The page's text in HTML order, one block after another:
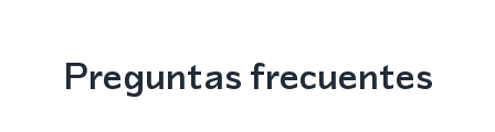
Preguntas frecuentes